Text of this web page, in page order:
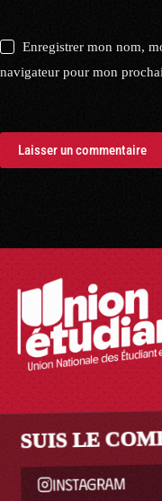
Enregistrer mon nom,
navigateur pour mon
Laisser un commentaire
SUIS LE
INSTAGRAM